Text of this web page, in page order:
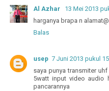
Al Azhar
13 Mei 2013
harganya brapa n
Balas
usep 7 Juni 2013 pukul
saya punya transmiter
5watt input video audio
pancarannya